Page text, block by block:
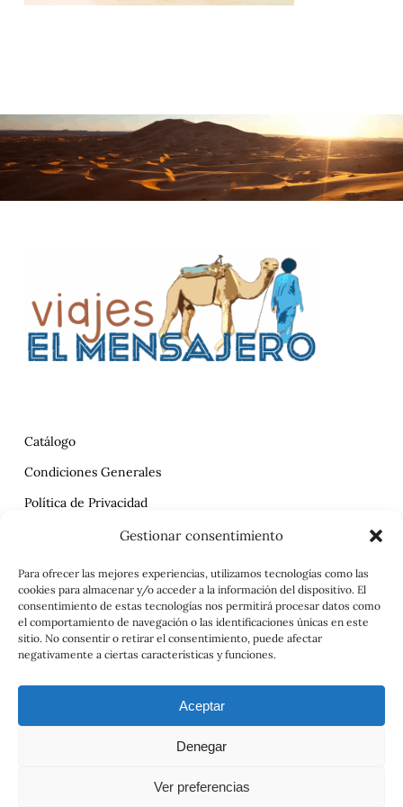
Gestionar consentimiento
Para ofrecer las mejores experiencias, utilizamos tecnologías como las
cookies para almacenar y/o acceder a la información del dispositivo. El
consentimiento de estas tecnologías nos permitirá procesar datos como
el comportamiento de navegación o las identificaciones únicas en este
sitio. No consentir o retirar el consentimiento, puede afectar
negativamente a ciertas características y funciones.
Aceptar
Denegar
Ver preferencias
Catálogo
Condiciones Generales
Política de Privacidad
Aviso Legal
© 2026 Viajes el Mensajero. |maria@viajeselmensajero.com